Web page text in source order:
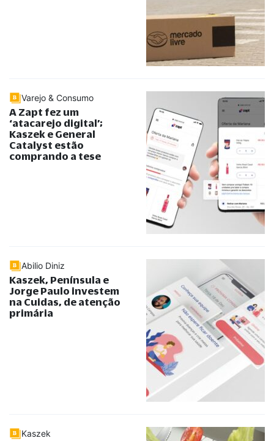
Varejo & Consumo
A Zapt fez um
‘atacarejo digital’;
Kaszek e General
Catalyst estão
comprando a tese
Abilio Diniz
Kaszek, Península e
Jorge Paulo investem
na Cuidas, de atenção
primária
Kaszek